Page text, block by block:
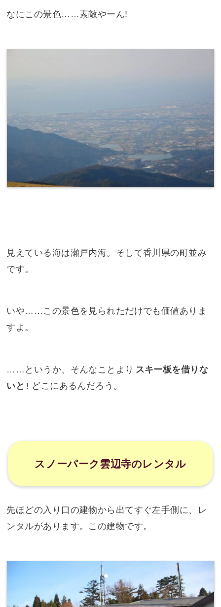
なにこの景色……素敵やーん!
見えている海は瀬戸内海。そして香川県の町並み
です。
いや……この景色を見られただけでも価値ありま
すよ。
……というか、そんなことより スキー板を借りな
いと ! どこにあるんだろう。
スノーパーク雲辺寺のレンタル
先ほどの入り口の建物から出てすぐ左手側に、レ
ンタルがあります。この建物です。